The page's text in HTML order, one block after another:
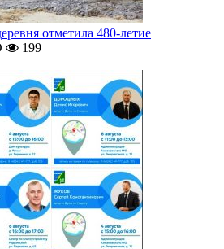
отметила 480-летие
199